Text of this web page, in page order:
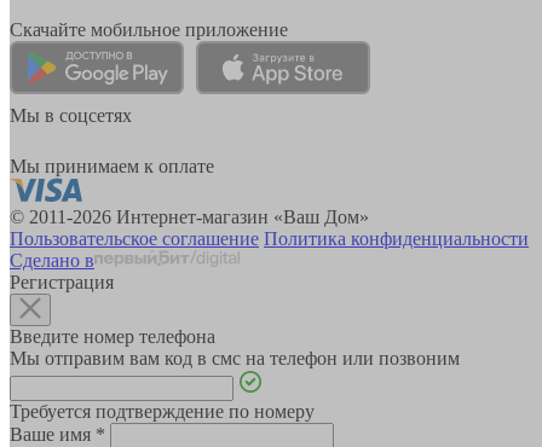
Скачайте мобильное приложение
Мы в соцсетях
Мы принимаем к оплате
© 2011-2026 Интернет-магазин «Ваш Дом»
Пользовательское соглашение Политика конфиденциальности
Сделано в
Регистрация
Введите номер телефона
Мы отправим вам код в смс на телефон или позвоним
Требуется подтверждение по номеру
Ваше имя *